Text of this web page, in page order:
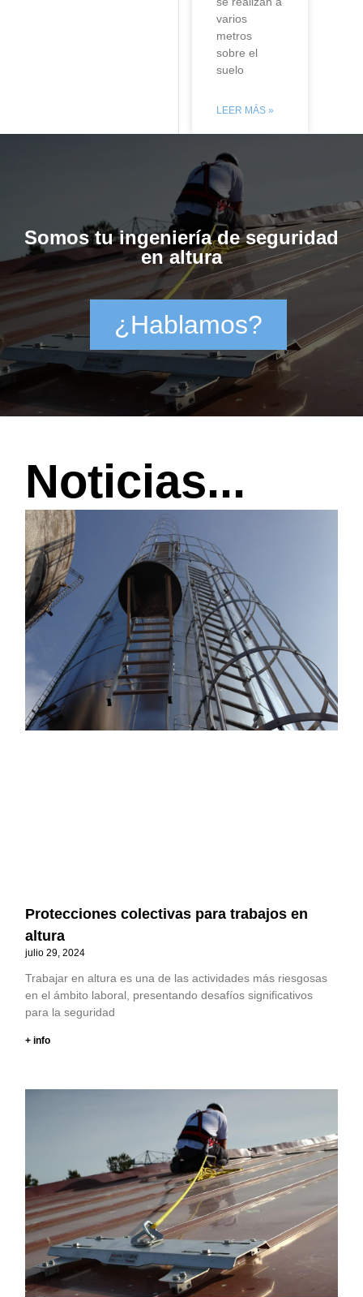
varios
metros
sobre el
suelo
LEER MÁS »
Somos tu ingeniería de seguridad
en altura
¿Hablamos?
Noticias...
Protecciones colectivas para trabajos en
altura
julio 29, 2024
Trabajar en altura es una de las actividades más riesgosas
en el ámbito laboral, presentando desafíos significativos
para la seguridad
+ info